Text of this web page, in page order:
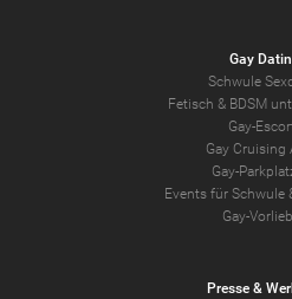
Gay
Schwule
Fetisch & BDSM
Gay-
Gay Cruising
Gay-
Events für Schwule
Gay-
Presse &